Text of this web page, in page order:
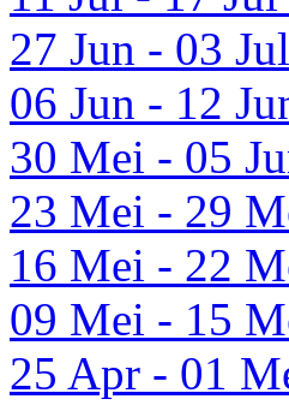
27 Jun - 03
06 Jun - 12
30 Mei - 05
23 Mei - 29
16 Mei - 22
09 Mei - 15
25 Apr - 01